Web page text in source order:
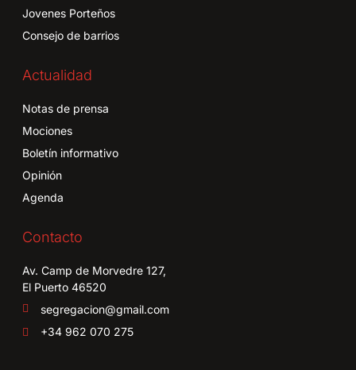
Jovenes Porteños
Consejo de barrios
Actualidad
Notas de prensa
Mociones
Boletín informativo
Opinión
Agenda
Contacto
Av. Camp de Morvedre 127,
El Puerto 46520
segregacion@gmail.com
+34 962 070 275